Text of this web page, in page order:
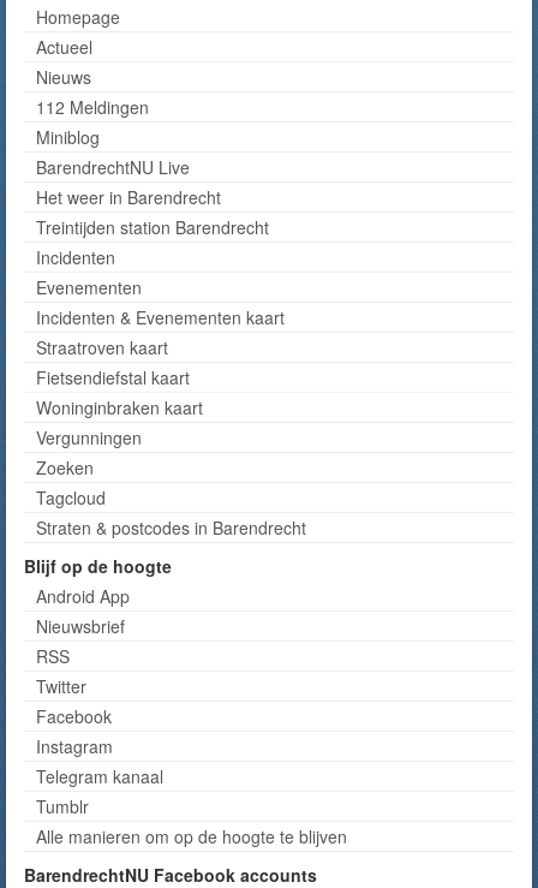
Homepage
Actueel
Nieuws
112 Meldingen
Miniblog
BarendrechtNU Live
Het weer in Barendrecht
Treintijden station Barendrecht
Incidenten
Evenementen
Incidenten & Evenementen kaart
Straatroven kaart
Fietsendiefstal kaart
Woninginbraken kaart
Vergunningen
Zoeken
Tagcloud
Straten & postcodes in Barendrecht
Blijf op de hoogte
Android App
Nieuwsbrief
RSS
Twitter
Facebook
Instagram
Telegram kanaal
Tumblr
Alle manieren om op de hoogte te blijven
BarendrechtNU Facebook accounts